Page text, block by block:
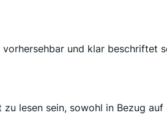
und klar beschriftet
zu lesen sein, sowohl in Bezug